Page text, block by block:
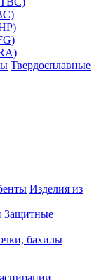
Твердосплавные
Изделия из
Защитные
бахилы